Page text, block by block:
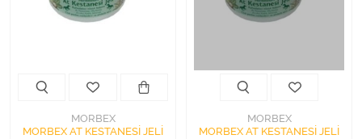
Kişisel Bakım ve Sağlık
Ortopedi Ürünleri
Ortopedi Ürünleri
MORBEX
MORBEX AT KESTANESİ JELİ
MORBEX
MORBEX AT KESTANESİ JELİ